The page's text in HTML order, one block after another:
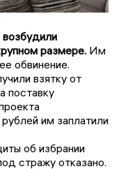
возбудили
размере. Им
обвинение.
взятку от
поставку
им заплатили
об избрании
стражу отказано.